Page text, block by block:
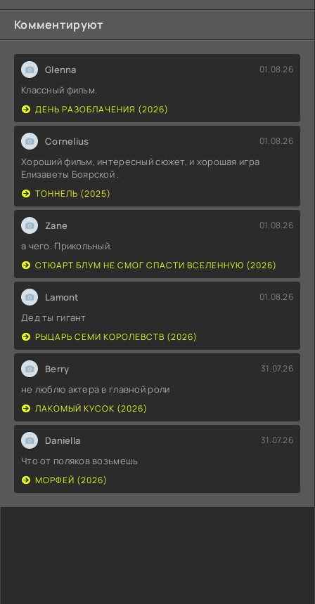
Комментируют
Glenna 01.08.26
Классный фильм.
ДЕНЬ РАЗОБЛАЧЕНИЯ (2026)
Cornelius 01.08.26
Хороший фильм, интересный сюжет, и хорошая игра
Елизаветы Боярской .
ТОННЕЛЬ (2025)
Zane 01.08.26
а чего. Прикольный.
СТЮАРТ БЛУМ НЕ СМОГ СПАСТИ ВСЕЛЕННУЮ (2026)
Lamont 01.08.26
Дед ты гигант
РЫЦАРЬ СЕМИ КОРОЛЕВСТВ (2026)
Berry 31.07.26
не люблю актера в главной роли
ЛАКОМЫЙ КУСОК (2026)
Daniella 31.07.26
Что от поляков возьмешь
МОРФЕЙ (2026)